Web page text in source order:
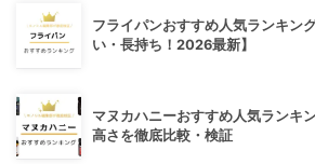
フライパンおすすめ人気ランキン
い・長持ち！2026最新】
マヌカハニーおすすめ人気ランキ
高さを徹底比較・検証